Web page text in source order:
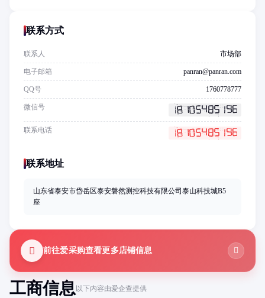
工商信息以下内容由爱企查提供
联系方式
联系人 市场部
电子邮箱 panran@panran.com
QQ号 1760778777
微信号
联系电话
联系地址
山东省泰安市岱岳区泰安磐然测控科技有限公司泰山科技城B5
座
前往爱采购查看更多店铺信息